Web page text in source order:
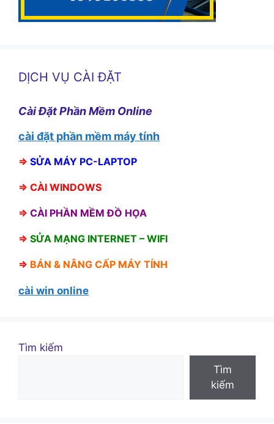
DỊCH VỤ CÀI ĐẶT
Cài Đặt Phần Mềm Online
cài đặt phần mềm máy tính
⇒ SỬA MÁY PC-LAPTOP
⇒ CÀI WINDOWS
⇒ CÀI PHẦN MỀM ĐỒ HỌA
⇒ SỬA MẠNG INTERNET – WIFI
⇒ BÁN & NÂNG CẤP MÁY TÍNH
cài win online
Tìm kiếm
Tìm
kiếm